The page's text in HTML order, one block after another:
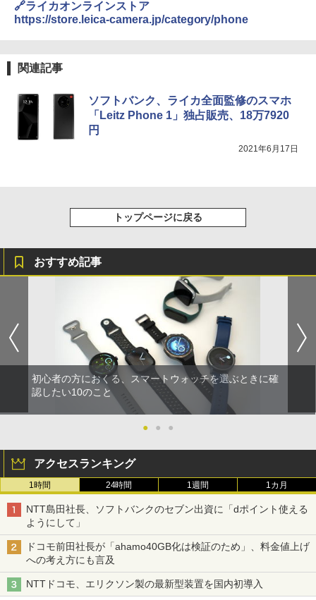
🔗ライカオンラインストア
https://store.leica-camera.jp/category/phone
関連記事
ソフトバンク、ライカ全面監修のスマホ
「Leitz Phone 1」独占販売、18万7920
円
2021年6月17日
トップページに戻る
おすすめ記事
初心者の方におくる、スマートウォッチを選ぶときに確
認したい10のこと
● ● ●
アクセスランキング
1時間 24時間 1週間 1カ月
NTT島田社長、ソフトバンクのセブン出資に「dポイント使える
ようにして」
ドコモ前田社長が「ahamo40GB化は検証のため」、料金値上げ
への考え方にも言及
NTTドコモ、エリクソン製の最新型装置を国内初導入